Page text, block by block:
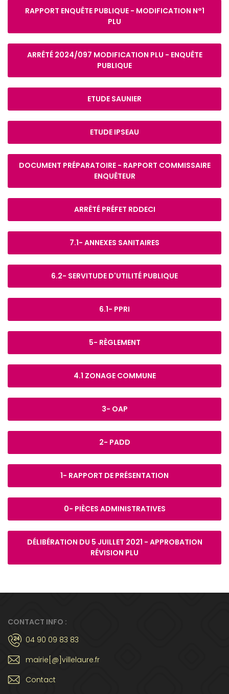
RAPPORT ENQUÊTE PUBLIQUE - MODIFICATION N°1
PLU
ARRÊTÉ 2024/097 MODIFICATION PLU - ENQUÊTE
PUBLIQUE
ETUDE SAUNIER
ETUDE IPSEAU
DOCUMENT PRÉPARATOIRE - RAPPORT COMMISSAIRE
ENQUÊTEUR
ARRÊTÉ PRÉFET RDDECI
7.1- ANNEXES SANITAIRES
6.2- SERVITUDE D'UTILITÉ PUBLIQUE
6.1- PPRI
5- RÈGLEMENT
4.1 ZONAGE COMMUNE
3- OAP
2- PADD
1- RAPPORT DE PRÉSENTATION
0- PIÈCES ADMINISTRATIVES
DÉLIBÉRATION DU 5 JUILLET 2021 - APPROBATION
RÉVISION PLU
CONTACT INFO :
04 90 09 83 83
mairie[@]villelaure.fr
Contact